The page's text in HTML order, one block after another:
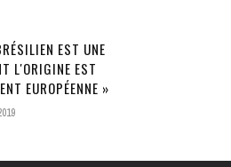
EST UNE
L'ORIGINE EST
EUROPÉENNE »